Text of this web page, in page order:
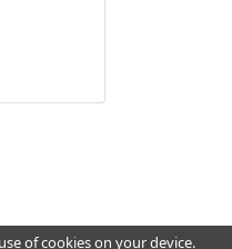
of cookies on your device.